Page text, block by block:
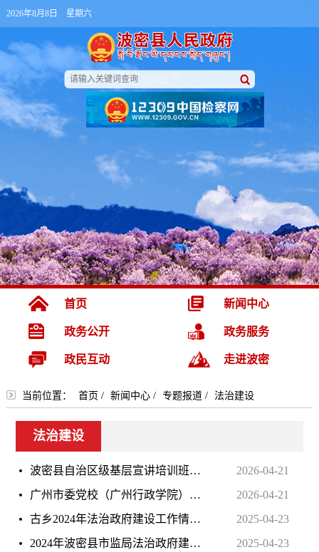
2026年8月8日 星期六
首页 新闻中心
政务公开 政务服务
政民互动 走进波密
当前位置： 首页 / 新闻中心/ 专题报道/ 法治建设
法治建设
波密县自治区级基层宣讲培训班正式开班
2026-04-21
广州市委党校（广州行政学院）黄丽华副校（院）长一行莅临波密县委党校调研指导工作
2026-04-21
古乡2024年法治政府建设工作情况报告
2025-04-23
2024年波密县市监局法治政府建设工作报告
2025-04-23